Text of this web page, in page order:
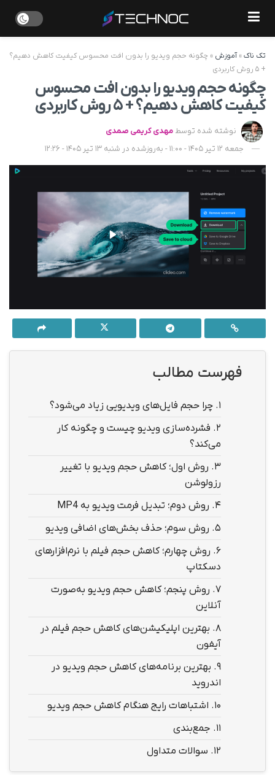
تک ناک»آموزش » چگونه حجم ویدیو را بدون افت محسوس کیفیت کاهش دهیم؟
+ ۵ روش کاربردی
چگونه حجم ویدیو را بدون افت محسوس
کیفیت کاهش دهیم؟ + ۵ روش کاربردی
نوشته شده توسط مهدی کریمی صمدی
جمعه 12 تیر 1405 - 11:00 - به‌روزشده در شنبه 13 تیر 1405 - 12:26
فهرست مطالب
1. چرا حجم فایل‌های ویدیویی زیاد می‌شود؟
2. فشرده‌سازی ویدیو چیست و چگونه کار
می‌کند؟
3. روش اول؛ کاهش حجم ویدیو با تغییر
رزولوشن
4. روش دوم؛ تبدیل فرمت ویدیو به MP4
5. روش سوم؛ حذف بخش‌های اضافی ویدیو
6. روش چهارم؛ کاهش حجم فیلم با نرم‌افزارهای
دسکتاپ
7. روش پنجم؛ کاهش حجم ویدیو به‌صورت
آنلاین
8. بهترین اپلیکیشن‌های کاهش حجم فیلم در
آیفون
9. بهترین برنامه‌های کاهش حجم ویدیو در
اندروید
10. اشتباهات رایج هنگام کاهش حجم ویدیو
11. جمع‌بندی
12. سوالات متداول